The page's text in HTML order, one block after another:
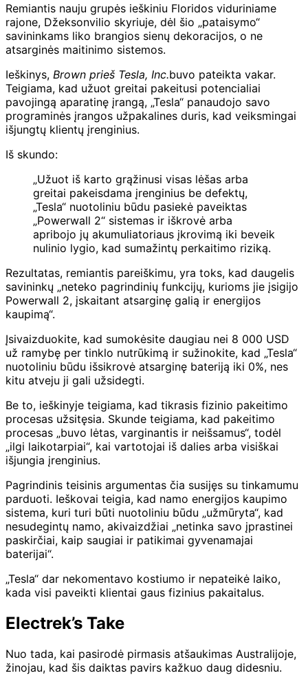
Remiantis nauju grupės ieškiniu Floridos viduriniame
rajone, Džeksonvilio skyriuje, dėl šio „pataisymo“
savininkams liko brangios sienų dekoracijos, o ne
atsarginės maitinimo sistemos.
Ieškinys, Brown prieš Tesla, Inc.buvo pateikta vakar.
Teigiama, kad užuot greitai pakeitusi potencialiai
pavojingą aparatinę įrangą, „Tesla“ panaudojo savo
programinės įrangos užpakalines duris, kad veiksmingai
išjungtų klientų įrenginius.
Iš skundo:
„Užuot iš karto grąžinusi visas lėšas arba
greitai pakeisdama įrenginius be defektų,
„Tesla“ nuotoliniu būdu pasiekė paveiktas
„Powerwall 2“ sistemas ir iškrovė arba
apribojo jų akumuliatoriaus įkrovimą iki beveik
nulinio lygio, kad sumažintų perkaitimo riziką.
Rezultatas, remiantis pareiškimu, yra toks, kad daugelis
savininkų „neteko pagrindinių funkcijų, kurioms jie įsigijo
Powerwall 2, įskaitant atsarginę galią ir energijos
kaupimą“.
Įsivaizduokite, kad sumokėsite daugiau nei 8 000 USD
už ramybę per tinklo nutrūkimą ir sužinokite, kad „Tesla“
nuotoliniu būdu išsikrovė atsarginę bateriją iki 0%, nes
kitu atveju ji gali užsidegti.
Be to, ieškinyje teigiama, kad tikrasis fizinio pakeitimo
procesas užsitęsia. Skunde teigiama, kad pakeitimo
procesas „buvo lėtas, varginantis ir neišsamus“, todėl
„ilgi laikotarpiai“, kai vartotojai iš dalies arba visiškai
išjungia įrenginius.
Pagrindinis teisinis argumentas čia susijęs su tinkamumu
parduoti. Ieškovai teigia, kad namo energijos kaupimo
sistema, kuri turi būti nuotoliniu būdu „užmūryta“, kad
nesudegintų namo, akivaizdžiai „netinka savo įprastinei
paskirčiai, kaip saugiai ir patikimai gyvenamajai
baterijai“.
„Tesla“ dar nekomentavo kostiumo ir nepateikė laiko,
kada visi paveikti klientai gaus fizinius pakaitalus.
Electrek’s Take
Nuo tada, kai pasirodė pirmasis atšaukimas Australijoje,
žinojau, kad šis daiktas pavirs kažkuo daug didesniu.